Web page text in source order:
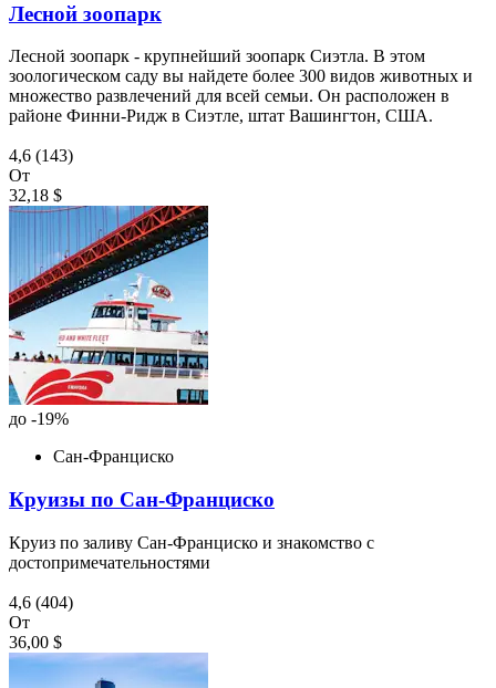
Лесной зоопарк
Лесной зоопарк - крупнейший зоопарк Сиэтла. В этом
зоологическом саду вы найдете более 300 видов животных и
множество развлечений для всей семьи. Он расположен в
районе Финни-Ридж в Сиэтле, штат Вашингтон, США.
4,6 (143)
От
32,18 $
до -19%
Сан-Франциско
Круизы по Сан-Франциско
Круиз по заливу Сан-Франциско и знакомство с
достопримечательностями
4,6 (404)
От
36,00 $